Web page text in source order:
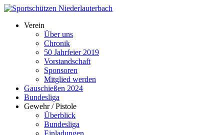
Verein
Über uns
Chronik
50 Jahrfeier 2019
Vorstandschaft
Sponsoren
Mitglied werden
Gauschießen 2024
Bundesliga
Gewehr / Pistole
Überblick
Bundesliga
Einladungen